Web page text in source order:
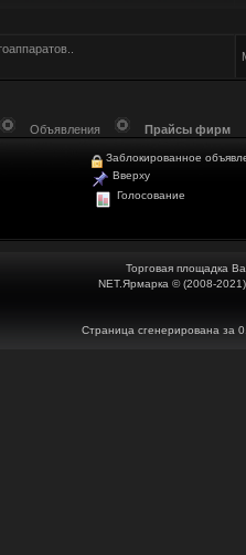
Объявления Прайсы фирм
Заблокированное
Вверху
Голосование
Торговая площадка
NET.Ярмарка © (2008-
Страница сгенерирована за